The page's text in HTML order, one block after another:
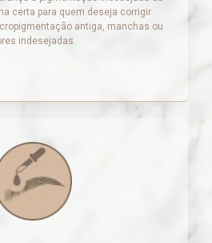
certa para quem deseja corrigir
antiga, manchas ou
indesejadas.